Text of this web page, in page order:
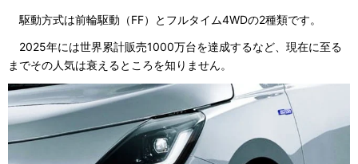
駆動方式は前輪駆動（FF）とフルタイム4WDの2種類です。
2025年には世界累計販売1000万台を達成するなど、現在に至る
までその人気は衰えるところを知りません。